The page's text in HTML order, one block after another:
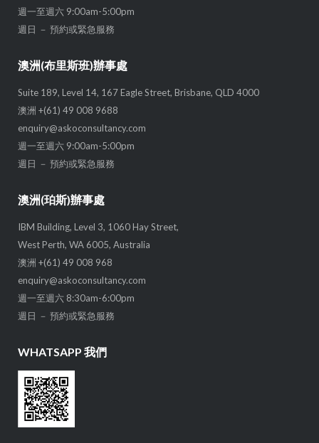
週一至週六 9:00am-5:00pm
週日 － 預約或緊急服務
澳洲(布里斯班)辦事處
Suite 189, Level 14, 167 Eagle Street, Brisbane, QLD 4000
澳洲 +(61) 49 008 9688
enquiry@askoconsultancy.com
週一至週六 9:00am-5:00pm
週日 － 預約或緊急服務
澳洲(珀斯)辦事處
IBM Building, Level 3, 1060 Hay Street,
West Perth, WA 6005, Australia
澳洲 +(61) 49 008 968
enquiry@askoconsultancy.com
週一至週六 8:30am-6:00pm
週日 － 預約或緊急服務
WHATSAPP 我們